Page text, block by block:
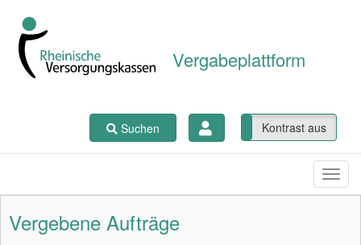
Vergabeplattform
Suchen Kontrast ein Kontrast aus
Vergebene Aufträge